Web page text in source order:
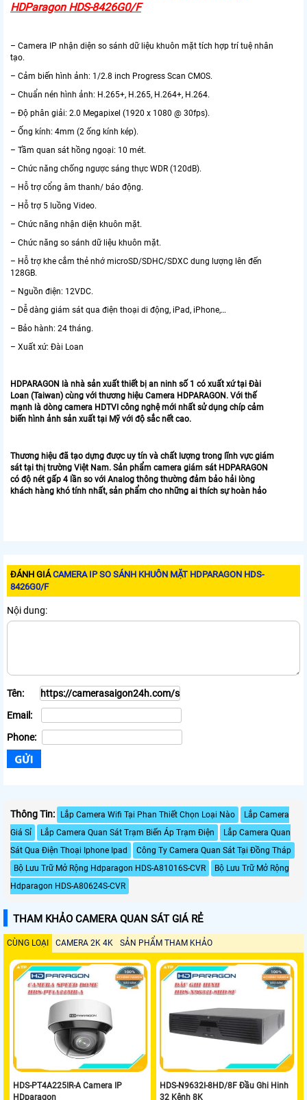
HDParagon HDS-8426G0/F
– Camera IP nhận diện so sánh dữ liệu khuôn mặt tích hợp trí tuệ nhân
tạo.
– Cảm biến hình ảnh: 1/2.8 inch Progress Scan CMOS.
– Chuẩn nén hình ảnh: H.265+, H.265, H.264+, H.264.
– Độ phân giải: 2.0 Megapixel (1920 x 1080 @ 30fps).
– Ống kính: 4mm (2 ống kính kép).
– Tầm quan sát hồng ngoại: 10 mét.
– Chức năng chống ngược sáng thực WDR (120dB).
– Hỗ trợ cổng âm thanh/ báo động.
– Hỗ trợ 5 luồng Video.
– Chức năng nhận diện khuôn mặt.
– Chức năng so sánh dữ liệu khuôn mặt.
– Hỗ trợ khe cắm thẻ nhớ microSD/SDHC/SDXC dung lượng lên đến
128GB.
– Nguồn điện: 12VDC.
– Dễ dàng giám sát qua điện thoại di động, iPad, iPhone,…
– Bảo hành: 24 tháng.
– Xuất xứ: Đài Loan
HDPARAGON là nhà sản xuất thiết bị an ninh số 1 có xuất xứ tại Đài
Loan (Taiwan) cùng với thương hiệu Camera HDPARAGON. Với thế
mạnh là dòng camera HDTVI công nghệ mới nhất sử dụng chíp cảm
biến hình ảnh sản xuất tại Mỹ với độ sắc nết cao.
​Thương hiệu đã tạo dựng được uy tín và chất lượng trong lĩnh vực giám
sát tại thị trường Việt Nam. Sản phẩm camera giám sát HDPARAGON
có độ nét gấp 4 lần so với Analog thông thường đảm bảo hải lòng
khách hàng khó tính nhất, sản phẩm cho những ai thích sự hoàn hảo
ĐÁNH GIÁCAMERA IP SO SÁNH KHUÔN MẶT HDPARAGON HDS-
8426G0/F
Nội dung:
Tên:
Email:
Phone:
Thông Tin: Lắp Camera Wifi Tại Phan Thiết Chọn Loại Nào
Lắp Camera
Giá Sỉ
Lắp Camera Quan Sát Trạm Biến Áp Trạm Điện
Lắp Camera Quan
Sát Qua Điện Thoại Iphone Ipad
Công Ty Camera Quan Sát Tại Đồng Tháp
Bộ Lưu Trữ Mở Rộng Hdparagon HDS-A81016S-CVR
Bộ Lưu Trữ Mở Rộng
Hdparagon HDS-A80624S-CVR
THAM KHẢO CAMERA QUAN SÁT GIÁ RẺ
CÙNG LOẠI CAMERA 2K 4K SẢN PHẨM THAM KHẢO
HDS-PT4A225IR-A Camera IP
HDparagon
HDS-N9632I-8HD/8F Đầu Ghi Hinh
32 Kênh 8K